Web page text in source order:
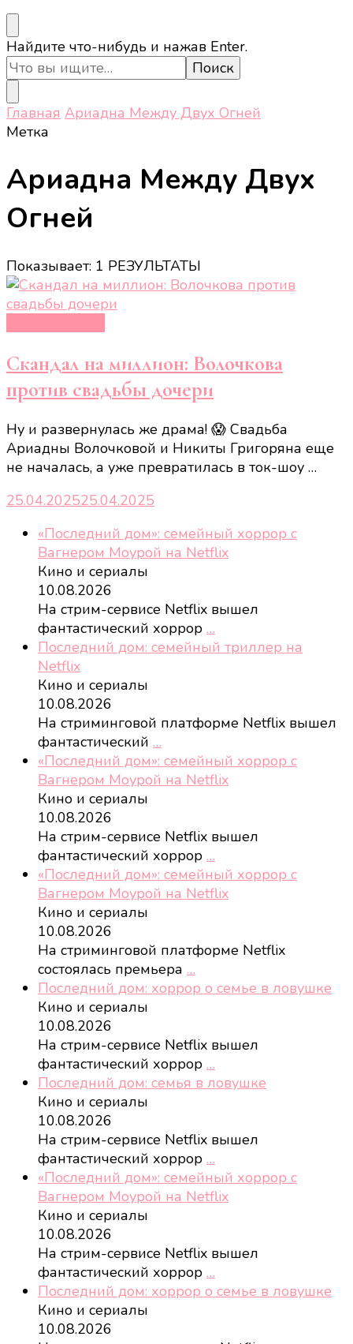
Ищите
что-
то?
Найдите что-нибудь и нажав Enter.
Главная Ариадна Между Двух Огней
Метка
Ариадна Между Двух
Огней
Показывает: 1 РЕЗУЛЬТАТЫ
Скандал на миллион: Волочкова
против свадьбы дочери
Ну и развернулась же драма! 😱 Свадьба
Ариадны Волочковой и Никиты Григоряна еще
не началась, а уже превратилась в ток-шоу …
25.04.202525.04.2025
«Последний дом»: семейный хоррор с
Вагнером Моурой на Netflix
Кино и сериалы
10.08.2026
На стрим-сервисе Netflix вышел
фантастический хоррор …
Последний дом: семейный триллер на
Netflix
Кино и сериалы
10.08.2026
На стриминговой платформе Netflix вышел
фантастический …
«Последний дом»: семейный хоррор с
Вагнером Моурой на Netflix
Кино и сериалы
10.08.2026
На стрим-сервисе Netflix вышел
фантастический хоррор …
«Последний дом»: семейный хоррор с
Вагнером Моурой на Netflix
Кино и сериалы
10.08.2026
На стриминговой платформе Netflix
состоялась премьера …
Последний дом: хоррор о семье в ловушке
Кино и сериалы
10.08.2026
На стрим-сервисе Netflix вышел
фантастический хоррор …
Последний дом: семья в ловушке
Кино и сериалы
10.08.2026
На стрим-сервисе Netflix вышел
фантастический хоррор …
«Последний дом»: семейный хоррор с
Вагнером Моурой на Netflix
Кино и сериалы
10.08.2026
На стрим-сервисе Netflix вышел
фантастический хоррор …
Последний дом: хоррор о семье в ловушке
Кино и сериалы
10.08.2026